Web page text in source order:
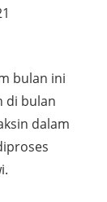
bulan ini
di bulan
dalam